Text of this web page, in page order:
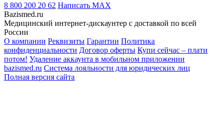
8 800 200 20 62 Написать MAX
Bazismed.ru
Медицинский интернет-дискаунтер с доставкой по всей
России
О компании Реквизиты Гарантии Политика
конфиденциальности Договор оферты Купи сейчас – плати
потом! Удаление аккаунта в мобильном приложении
bazismed.ru Система лояльности для юридических лиц
Полная версия сайта